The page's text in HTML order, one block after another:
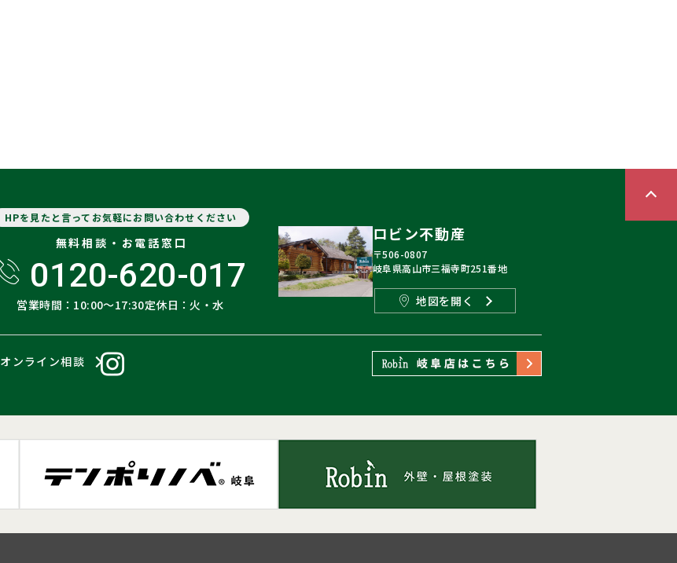
HPを見たと言ってお気軽にお問い合わせください
無料相談・お電話窓口
0120-620-017
営業時間：10:00〜17:30定休日：火・水
ロビン不動産
〒506-0807
岐阜県高山市三福寺町251番地
地図を開く
オンライン相談